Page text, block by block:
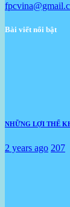
Bài viết nổi bật
NHỮNG LỢI THẾ
2 years ago 207